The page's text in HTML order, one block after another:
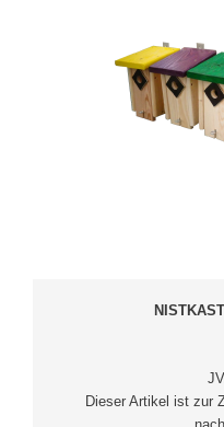
Dieser Artikel ist zur